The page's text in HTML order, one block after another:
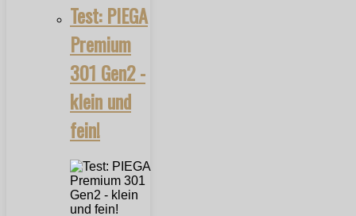
Test: PIEGA
Premium
301 Gen2 -
klein und
fein!